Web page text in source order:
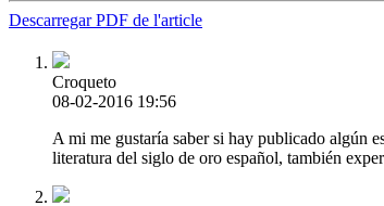
Descarregar PDF de l'article
Croqueto
08-02-2016 19:56
A mi me gustaría saber si hay publicado algún
literatura del siglo de oro español, también